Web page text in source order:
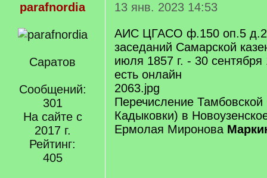
parafnordia
Саратов
Сообщений:
301
На сайте с
2017 г.
Рейтинг:
405
13 янв. 2023 14:53
АИС ЦГАСО ф.150 оп.5
заседаний Самарской
июля 1857 г. - 30 сентября
есть онлайн
2063.jpg
Перечисление Тамбовской
Кадыковки) в
Ермолая Миронова